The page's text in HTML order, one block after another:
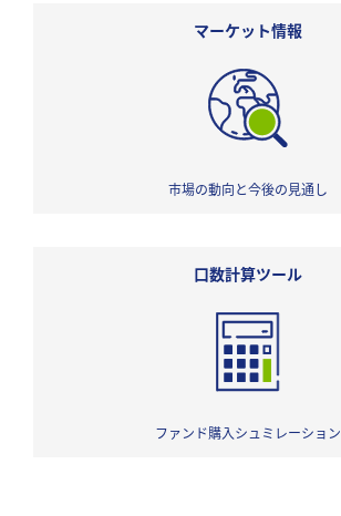
マーケット情報
市場の動向と今後の見通し
口数計算ツール
ファンド購入シュミレーション